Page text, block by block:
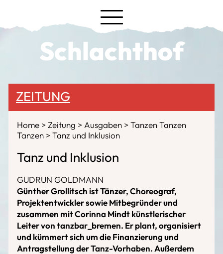
Schlachthof
ZEITUNG
Home Zeitung Ausgaben
Tanzen Tanzen
Tanzen
Tanz und Inklusion
Tanz und Inklusion
GUDRUN GOLDMANN
Günther Grollitsch ist Tänzer, Choreograf,
Projektentwickler sowie Mitbegründer und
zusammen mit Corinna Mindt künstlerischer
Leiter von tanzbar_bremen. Er plant, organisiert
und kümmert sich um die Finanzierung und
Antragstellung der Tanz-Vorhaben. Außerdem